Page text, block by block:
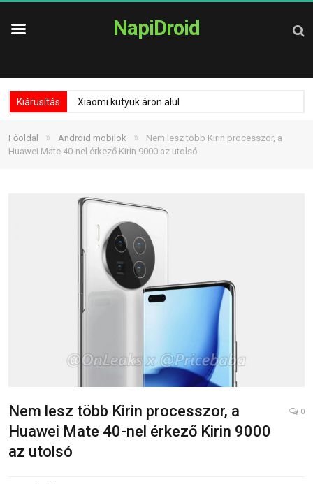
NapiDroid
Kiárusítás Xiaomi kütyük áron alul
Főoldal » Android mobilok »
Nem lesz több Kirin processzor, a
Huawei Mate 40-nel érkező Kirin 9000 az utolsó
Nem lesz több Kirin processzor, a
Huawei Mate 40-nel érkező Kirin 9000
az utolsó
0